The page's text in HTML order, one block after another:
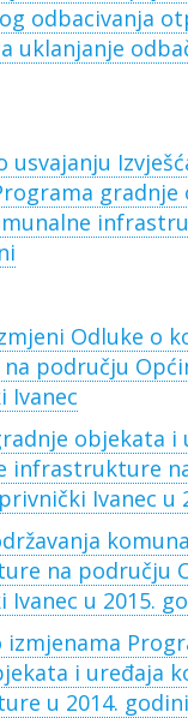
odbacivanja
uklanjanje
usvajanju
gradnje
Odluke o
području
Ivanec
objekata i
infrastrukture
Ivanec u
na području
Ivanec u 2015.
izmjenama
i uređaja
u 2014. godini